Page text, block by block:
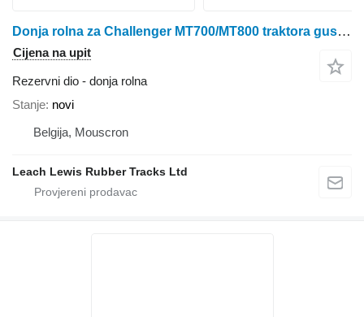
Donja rolna za Challenger MT700/MT800 traktora gusjeničara
Cijena na upit
Rezervni dio - donja rolna
Stanje novi
Belgija, Mouscron
Leach Lewis Rubber Tracks Ltd